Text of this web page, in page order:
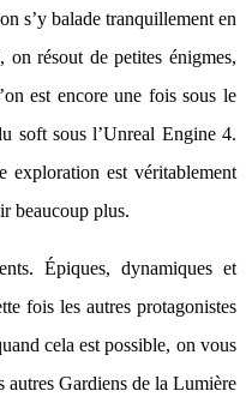
s’y balade tranquillement en
on résout de petites énigmes,
est encore une fois sous le
soft sous l’Unreal Engine 4.
exploration est véritablement
beaucoup plus.
Épiques, dynamiques et
fois les autres protagonistes
cela est possible, on vous
autres Gardiens de la Lumière